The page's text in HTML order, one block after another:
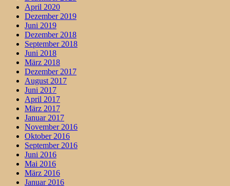
April 2020
Dezember 2019
Juni 2019
Dezember 2018
September 2018
Juni 2018
März 2018
Dezember 2017
August 2017
Juni 2017
April 2017
März 2017
Januar 2017
November 2016
Oktober 2016
September 2016
Juni 2016
Mai 2016
März 2016
Januar 2016